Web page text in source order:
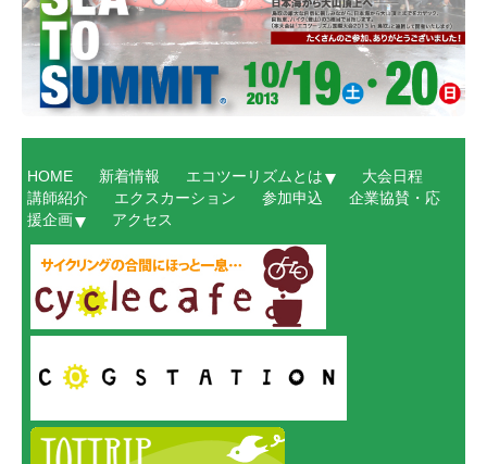
HOME 新着情報 エコツーリズムとは
大会日程
講師紹介
エクスカーション 参加申込
企業協賛・応
援企画
アクセス